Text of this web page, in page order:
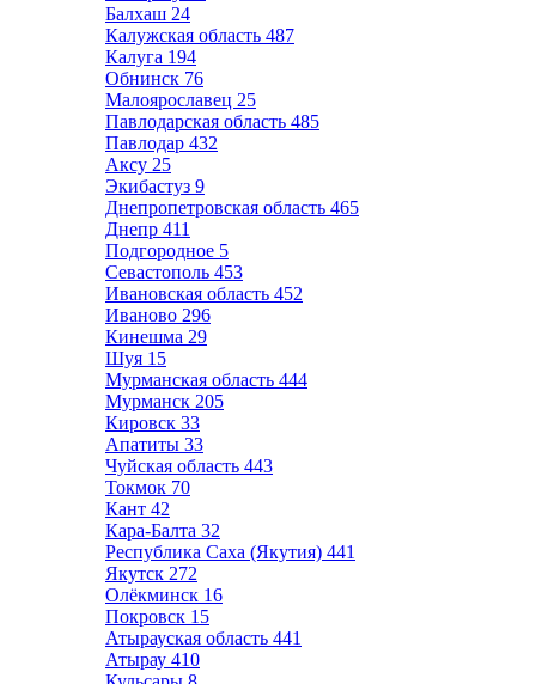
Балхаш 24
Калужская область 487
Калуга 194
Обнинск 76
Малоярославец 25
Павлодарская область 485
Павлодар 432
Аксу 25
Экибастуз 9
Днепропетровская область 465
Днепр 411
Подгородное 5
Севастополь 453
Ивановская область 452
Иваново 296
Кинешма 29
Шуя 15
Мурманская область 444
Мурманск 205
Кировск 33
Апатиты 33
Чуйская область 443
Токмок 70
Кант 42
Кара-Балта 32
Республика Саха (Якутия) 441
Якутск 272
Олёкминск 16
Покровск 15
Атырауская область 441
Атырау 410